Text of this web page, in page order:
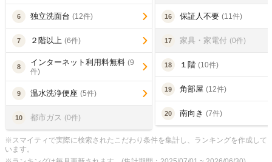
6 独立洗面台 (12件)
7 ２階以上 (6件)
8 インターネット利用料無料 (9
件)
9 温水洗浄便座 (5件)
10 都市ガス (0件)
16 保証人不要 (11件)
17 家具・家電付 (0件)
18 １階 (10件)
19 角部屋 (12件)
20 南向き (7件)
※スマイティで実際に検索されたこだわり条件を集計し、ランキングを作成して
います。